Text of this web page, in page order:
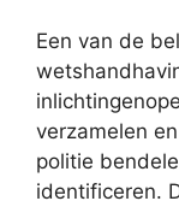
Een van de
verzamelen
politie
identificeren.